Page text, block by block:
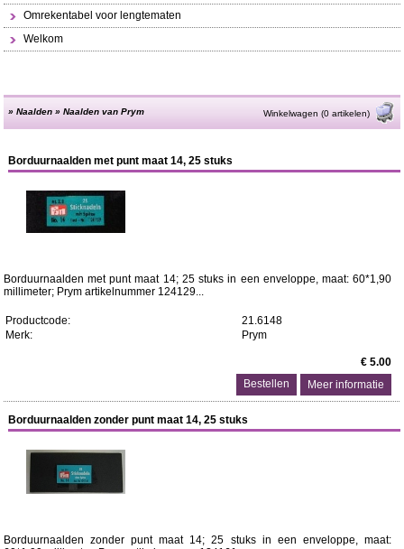
Omrekentabel voor lengtematen
Welkom
»Naalden »Naalden van Prym Winkelwagen (0 artikelen)
Borduurnaalden met punt maat 14, 25 stuks
Borduurnaalden met punt maat 14; 25 stuks in een enveloppe, maat: 60*1,90
millimeter; Prym artikelnummer 124129...
Productcode:
21.6148
Merk:
Prym
€ 5.00
Meer informatie
Borduurnaalden zonder punt maat 14, 25 stuks
Borduurnaalden zonder punt maat 14; 25 stuks in een enveloppe, maat: